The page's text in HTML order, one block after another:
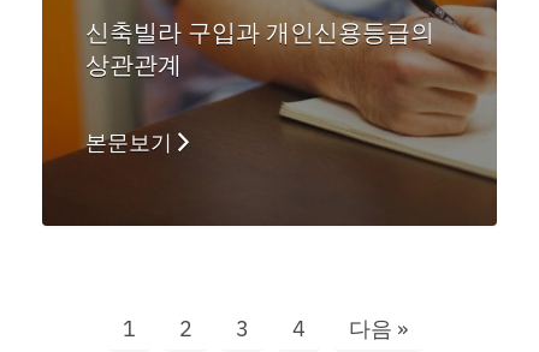
신축빌라 구입과 개인신용등급의
상관관계
본문보기
1 2 3 4 다음 »